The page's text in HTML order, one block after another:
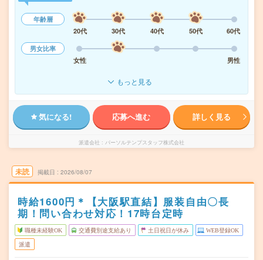
年齢層
20代
30代 40代 50代
60代
男女比率
女性
男性
もっと見る
気になる! 応募へ進む 詳しく見る
派遣会社 パーソルテンプスタッフ株式会社
未読 掲載日 2026/08/07
時給1600円＊【大阪駅直結】服装自由〇長
期！問い合わせ対応！17時台定時
職種未経験OK 交通費別途支給あり 土日祝日が休み WEB登録OK
派遣